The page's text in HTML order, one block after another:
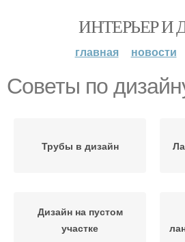
ИНТЕРЬЕР И
главная новости
Советы по
Трубы в дизайн
Дизайн на пустом
участке